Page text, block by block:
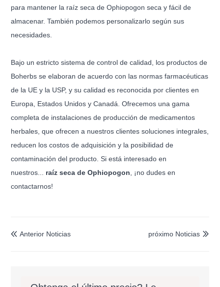
para mantener la raíz seca de Ophiopogon seca y fácil de
almacenar. También podemos personalizarlo según sus
necesidades.
Bajo un estricto sistema de control de calidad, los productos de
Boherbs se elaboran de acuerdo con las normas farmacéuticas
de la UE y la USP, y su calidad es reconocida por clientes en
Europa, Estados Unidos y Canadá. Ofrecemos una gama
completa de instalaciones de producción de medicamentos
herbales, que ofrecen a nuestros clientes soluciones integrales,
reducen los costos de adquisición y la posibilidad de
contaminación del producto. Si está interesado en
nuestros... raíz seca de Ophiopogon , ¡no dudes en
contactarnos!
 Anterior Noticias 
próximo Noticias